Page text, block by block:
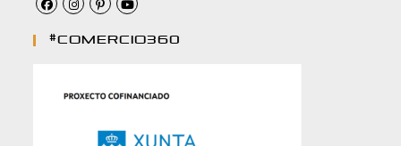
#comercio360